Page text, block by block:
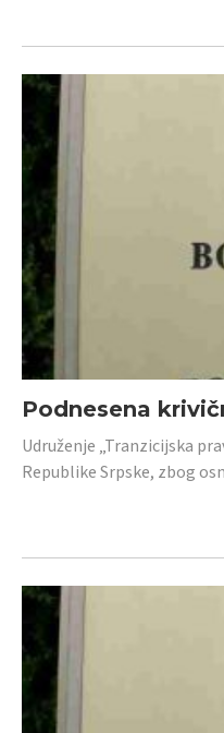
Podnesena
Udruženje „Tranzicijska
Republike Srpske, zbog